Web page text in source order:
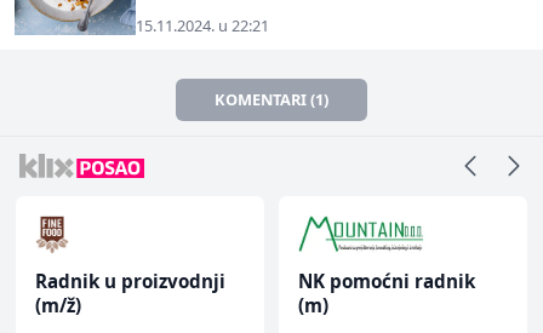
15.11.2024. u 22:21
KOMENTARI (1)
Radnik u proizvodnji
(m/ž)
NK pomoćni radnik
(m)